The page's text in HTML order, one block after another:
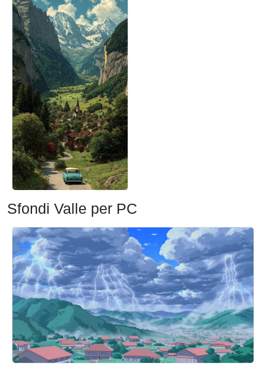
Sfondi Valle per PC